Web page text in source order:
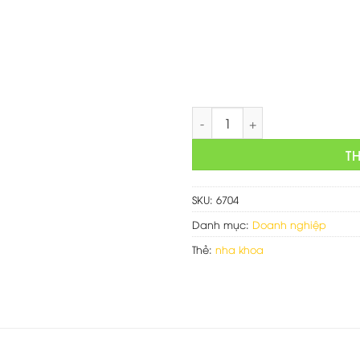
SKU: 6704
Danh mục: Doanh nghiệp
Thẻ: nha khoa